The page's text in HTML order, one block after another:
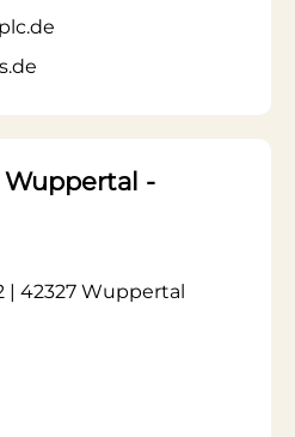
Wuppertal -
| 42327 Wuppertal